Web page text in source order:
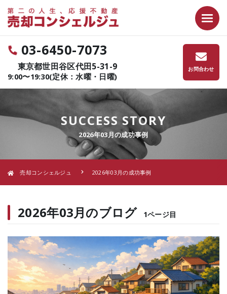
03-6450-7073
東京都世田谷区代田5-31-9
9:00〜19:30(定休：水曜・日曜)
お問合わせ
SUCCESS STORY
2026年03月の成功事例
売却コンシェルジュ 2026年03月の成功事例
2026年03月のブログ 1ページ目